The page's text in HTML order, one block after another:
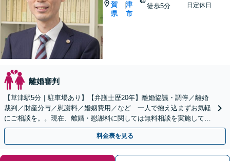
賀
県
|津
市
徒歩5分
日定休日
離婚審判
【草津駅5分｜駐車場あり】【弁護士歴20年】離婚協議・調停／離婚
裁判／財産分与／慰謝料／婚姻費用／など 一人で抱え込まずお気軽
にご相談を。。現在、離婚・慰謝料に関しては無料相談を実施してお
りませんのでご注意下さい。
料金表を見る